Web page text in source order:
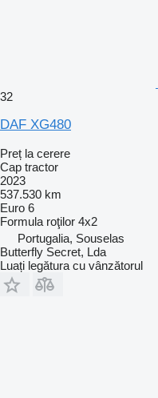
32
DAF XG480
Preț la cerere
Cap tractor
2023
537.530 km
Euro 6
Formula roţilor 4x2
Portugalia, Souselas
Butterfly Secret, Lda
Luați legătura cu vânzătorul